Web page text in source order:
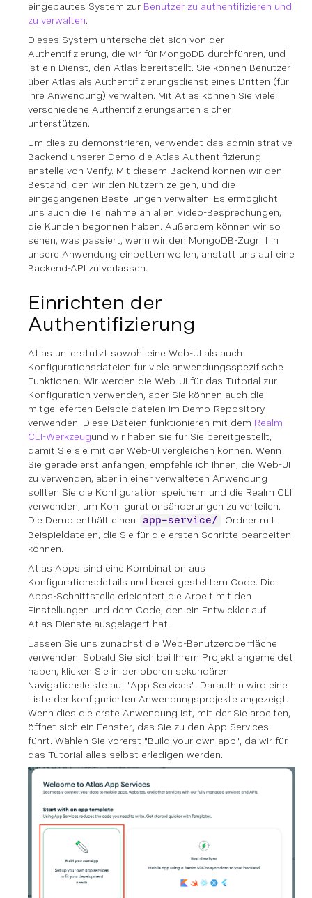
eingebautes System zur Benutzer zu authentifizieren und
zu verwalten.
Dieses System unterscheidet sich von der
Authentifizierung, die wir für MongoDB durchführen, und
ist ein Dienst, den Atlas bereitstellt. Sie können Benutzer
über Atlas als Authentifizierungsdienst eines Dritten (für
Ihre Anwendung) verwalten. Mit Atlas können Sie viele
verschiedene Authentifizierungsarten sicher
unterstützen.
Um dies zu demonstrieren, verwendet das administrative
Backend unserer Demo die Atlas-Authentifizierung
anstelle von Verify. Mit diesem Backend können wir den
Bestand, den wir den Nutzern zeigen, und die
eingegangenen Bestellungen verwalten. Es ermöglicht
uns auch die Teilnahme an allen Video-Besprechungen,
die Kunden begonnen haben. Außerdem können wir so
sehen, was passiert, wenn wir den MongoDB-Zugriff in
unsere Anwendung einbetten wollen, anstatt uns auf eine
Backend-API zu verlassen.
Einrichten der
Authentifizierung
Atlas unterstützt sowohl eine Web-UI als auch
Konfigurationsdateien für viele anwendungsspezifische
Funktionen. Wir werden die Web-UI für das Tutorial zur
Konfiguration verwenden, aber Sie können auch die
mitgelieferten Beispieldateien im Demo-Repository
verwenden. Diese Dateien funktionieren mit dem Realm
CLI-Werkzeugund wir haben sie für Sie bereitgestellt,
damit Sie sie mit der Web-UI vergleichen können. Wenn
Sie gerade erst anfangen, empfehle ich Ihnen, die Web-UI
zu verwenden, aber in einer verwalteten Anwendung
sollten Sie die Konfiguration speichern und die Realm CLI
verwenden, um Konfigurationsänderungen zu verteilen.
Die Demo enthält einen
app-service/
Ordner mit
Beispieldateien, die Sie für die ersten Schritte bearbeiten
können.
Atlas Apps sind eine Kombination aus
Konfigurationsdetails und bereitgestelltem Code. Die
Apps-Schnittstelle erleichtert die Arbeit mit den
Einstellungen und dem Code, den ein Entwickler auf
Atlas-Dienste ausgelagert hat.
Lassen Sie uns zunächst die Web-Benutzeroberfläche
verwenden. Sobald Sie sich bei Ihrem Projekt angemeldet
haben, klicken Sie in der oberen sekundären
Navigationsleiste auf "App Services". Daraufhin wird eine
Liste der konfigurierten Anwendungsprojekte angezeigt.
Wenn dies die erste Anwendung ist, mit der Sie arbeiten,
öffnet sich ein Fenster, das Sie zu den App Services
führt. Wählen Sie vorerst "Build your own app", da wir für
das Tutorial alles selbst erledigen werden.